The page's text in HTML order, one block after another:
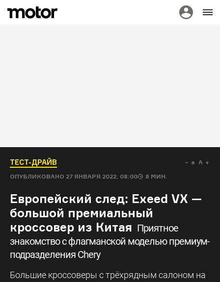
ТЕСТ-ДРАЙВ
ОПУБЛИКОВАНО 27 ЯНВАРЯ 2022, 08:00 8 МИН.
a A
Европейский след: Exeed VX —
большой премиальный
кроссовер из Китая Приятное
знакомство с флагманской моделью премиум-
подразделения Chery
Большие кроссоверы с трёхрядным салоном на